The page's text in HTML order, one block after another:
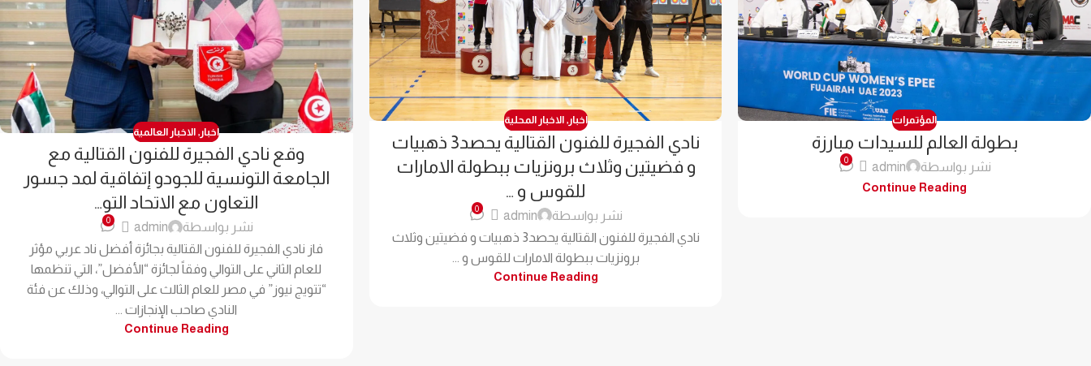
المؤتمرات
بطولة العالم للسيدات مبارزة
نشر بواسطة admin
0
Continue Reading
اخبار,الاخبار المحلية
نادي الفجيرة للفنون القتالية يحصد3 ذهبيات
و فضيتين وثلاث برونزيات ببطولة الامارات
للقوس و …
نشر بواسطة admin
0
نادي الفجيرة للفنون القتالية يحصد3 ذهبيات و فضيتين وثلاث
برونزيات ببطولة الامارات للقوس و ...
Continue Reading
اخبار , الاخبار العالمية
وقع نادي الفجيرة للفنون القتالية مع
الجامعة التونسية للجودو إتفاقية لمد جسور
التعاون مع الاتحاد التو…
نشر بواسطة admin
0
فاز نادي الفجيرة للفنون القتالية بجائزة أفضل ناد عربي مؤثر
للعام الثاني على التوالي وفقاً لجائزة “الأفضل”، التي تنظمها
“تتويج نيوز” في مصر للعام الثالث على التوالي، وذلك عن فئة
النادي صاحب الإنجازات ...
Continue Reading